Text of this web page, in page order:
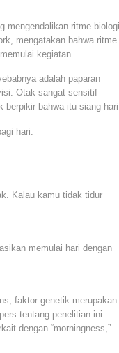
mengendalikan ritme
mengatakan bahwa ritme
kegiatan.
adalah paparan
Otak sangat sensitif
berpikir bahwa itu siang
hari.
Kalau kamu tidak tidur
memulai hari dengan
faktor genetik merupakan
tentang penelitian ini
dengan “morningness,”